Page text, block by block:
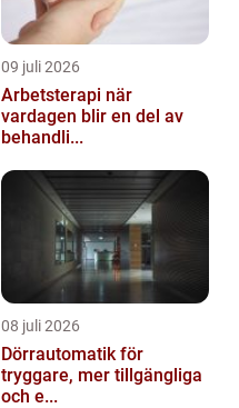
09 juli 2026
Arbetsterapi när
vardagen blir en del av
behandli...
08 juli 2026
Dörrautomatik för
tryggare, mer tillgängliga
och e...